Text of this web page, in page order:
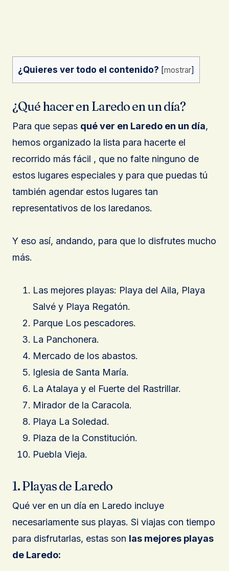
¿Quieres ver todo el contenido? [mostrar]
¿Qué hacer en Laredo en un día?
Para que sepas qué ver en Laredo en un día,
hemos organizado la lista para hacerte el
recorrido más fácil , que no falte ninguno de
estos lugares especiales y para que puedas tú
también agendar estos lugares tan
representativos de los laredanos.
Y eso así, andando, para que lo disfrutes mucho
más.
Las mejores playas: Playa del Aila, Playa
Salvé y Playa Regatón.
Parque Los pescadores.
La Panchonera.
Mercado de los abastos.
Iglesia de Santa María.
La Atalaya y el Fuerte del Rastrillar.
Mirador de la Caracola.
Playa La Soledad.
Plaza de la Constitución.
Puebla Vieja.
1. Playas de Laredo
Qué ver en un día en Laredo incluye
necesariamente sus playas. Si viajas con tiempo
para disfrutarlas, estas son las mejores playas
de Laredo: